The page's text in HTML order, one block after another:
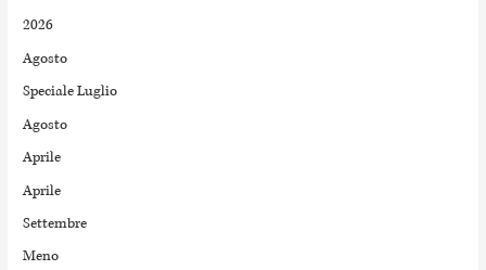
2026
Agosto
Speciale Luglio
Agosto
Aprile
Aprile
Settembre
Meno